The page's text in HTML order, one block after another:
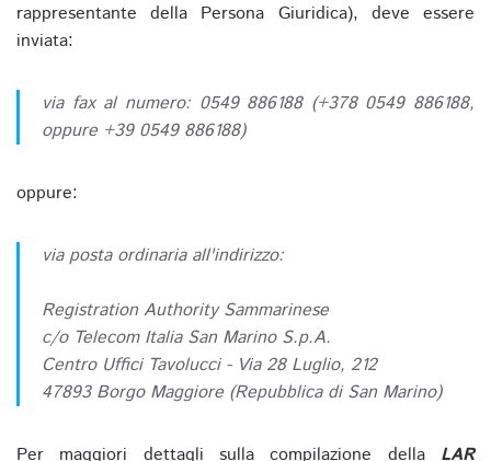
rappresentante della Persona Giuridica), deve essere
inviata:
via fax al numero: 0549 886188 (+378 0549 886188,
oppure +39 0549 886188)
oppure:
via posta ordinaria all'indirizzo:
Registration Authority Sammarinese
c/o Telecom Italia San Marino S.p.A.
Centro Uffici Tavolucci - Via 28 Luglio, 212
47893 Borgo Maggiore (Repubblica di San Marino)
Per maggiori dettagli sulla compilazione della LAR